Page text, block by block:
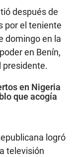
después de
por el teniente
domingo en la
en Benín,
presidente.
en Nigeria
que acogía
logró
televisión